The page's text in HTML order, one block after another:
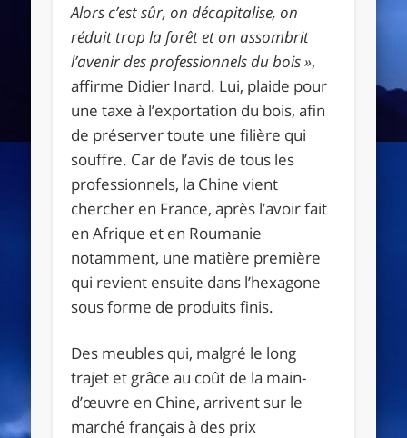
Alors c’est sûr, on décapitalise, on
réduit trop la forêt et on assombrit
l’avenir des professionnels du bois »,
affirme Didier Inard. Lui, plaide pour
une taxe à l’exportation du bois, afin
de préserver toute une filière qui
souffre. Car de l’avis de tous les
professionnels, la Chine vient
chercher en France, après l’avoir fait
en Afrique et en Roumanie
notamment, une matière première
qui revient ensuite dans l’hexagone
sous forme de produits finis.
Des meubles qui, malgré le long
trajet et grâce au coût de la main-
d’œuvre en Chine, arrivent sur le
marché français à des prix